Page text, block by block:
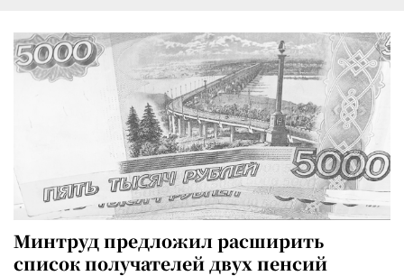
Минтруд предложил расширить
список получателей двух пенсий